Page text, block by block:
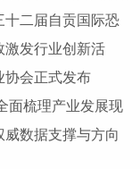
十二届自贡国际恐
激发行业创新活
协会正式发布
面梳理产业发展现
数据支撑与方向